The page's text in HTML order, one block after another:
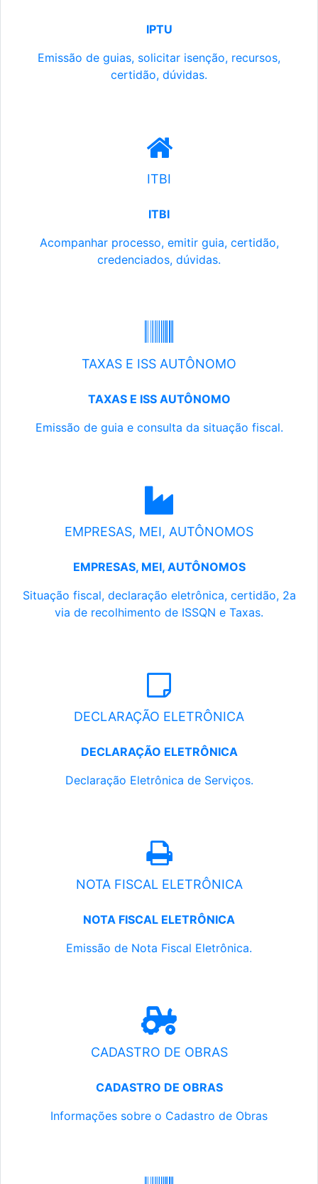
IPTU
Emissão de guias, solicitar isenção, recursos,
certidão, dúvidas.
ITBI
ITBI
Acompanhar processo, emitir guia, certidão,
credenciados, dúvidas.
TAXAS E ISS AUTÔNOMO
TAXAS E ISS AUTÔNOMO
Emissão de guia e consulta da situação fiscal.
EMPRESAS, MEI, AUTÔNOMOS
EMPRESAS, MEI, AUTÔNOMOS
Situação fiscal, declaração eletrônica, certidão, 2a
via de recolhimento de ISSQN e Taxas.
DECLARAÇÃO ELETRÔNICA
DECLARAÇÃO ELETRÔNICA
Declaração Eletrônica de Serviços.
NOTA FISCAL ELETRÔNICA
NOTA FISCAL ELETRÔNICA
Emissão de Nota Fiscal Eletrônica.
CADASTRO DE OBRAS
CADASTRO DE OBRAS
Informações sobre o Cadastro de Obras